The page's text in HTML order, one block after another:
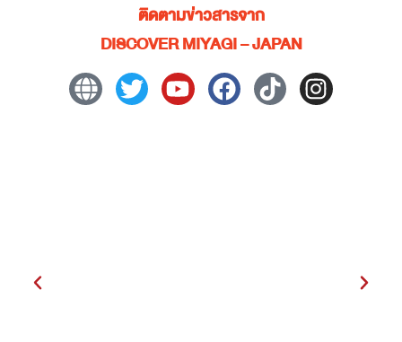
ติดตามข่าวสารจาก
DISCOVER MIYAGI – JAPAN